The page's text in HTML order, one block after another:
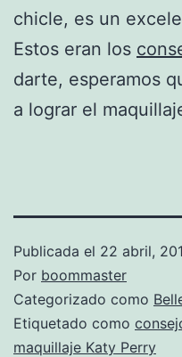
chicle, es un
Estos eran los
darte, esperamos
a lograr el
Publicada el 22 abril,
Por boommaster
Categorizado como
Etiquetado como
maquillaje Katy Perry